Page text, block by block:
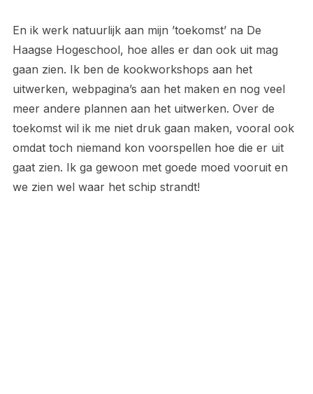
En ik werk natuurlijk aan mijn ’toekomst’ na De
Haagse Hogeschool, hoe alles er dan ook uit mag
gaan zien. Ik ben de kookworkshops aan het
uitwerken, webpagina’s aan het maken en nog veel
meer andere plannen aan het uitwerken. Over de
toekomst wil ik me niet druk gaan maken, vooral ook
omdat toch niemand kon voorspellen hoe die er uit
gaat zien. Ik ga gewoon met goede moed vooruit en
we zien wel waar het schip strandt!